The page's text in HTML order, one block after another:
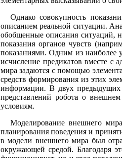
Однако совокупность
описанием реальной ситуации.
обобщенные описания ситуаций,
показания органов чувств
показаниями. Одним из наиболее
исчисление предикатов вместе с
мира задаются с помощью
средств формирования из этих
информации. В двух предыдущих
представлений робота о
условиям.
Моделирование внешнего
планирования поведения и
в модели внешнего мира был
окружающей средой. Благодаря